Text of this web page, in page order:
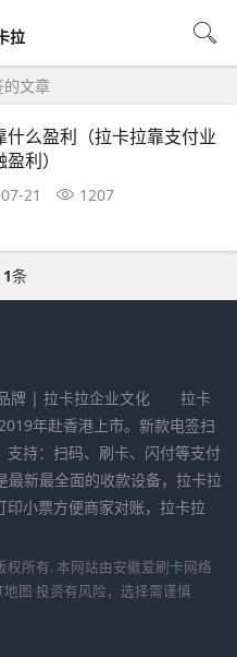
文章
什么盈利（拉卡拉靠支付业
利）
21 1207
1条
牌 | 拉卡拉企业文化 拉卡
年赴香港上市。新款电签扫
支持：扫码、刷卡、闪付等支付
最新最全面的收款设备，拉卡拉
印小票方便商家对账，拉卡拉
权所有. 本网站由安徽爱刷卡网络
地图 投资有风险，选择需谨慎